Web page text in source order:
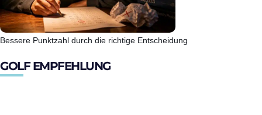
Bessere Punktzahl durch die richtige Entscheidung
GOLF EMPFEHLUNG